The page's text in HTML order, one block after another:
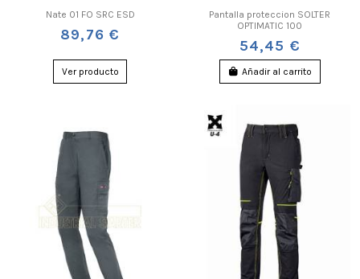
Nate 01 FO SRC ESD
89,76 €
Ver producto
Pantalla proteccion SOLTER
OPTIMATIC 100
54,45 €
Añadir al carrito